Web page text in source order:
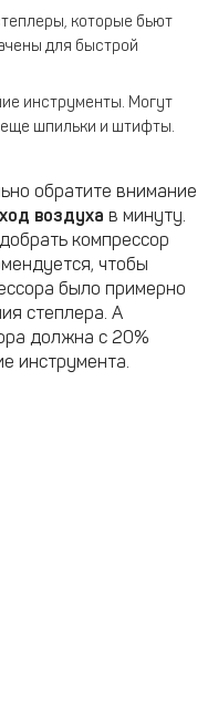
которые бьют
для быстрой
инструменты. Могут
еще шпильки и штифты.
обратите внимание
воздуха в минуту.
компрессор
чтобы
было примерно
степлера. А
должна с 20%
инструмента.